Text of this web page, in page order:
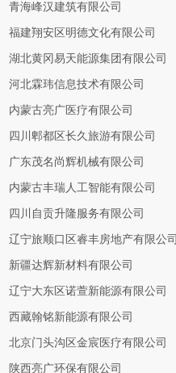
青海峰汉建筑有限公司
福建翔安区明德文化有限公司
湖北黄冈易天能源集团有限公司
河北霖玮信息技术有限公司
内蒙古亮广医疗有限公司
四川郫都区长久旅游有限公司
广东茂名尚辉机械有限公司
内蒙古丰瑞人工智能有限公司
四川自贡升隆服务有限公司
辽宁旅顺口区睿丰房地产有限公司
新疆达辉新材料有限公司
辽宁大东区诺萱新能源有限公司
西藏翰铭新能源有限公司
北京门头沟区金宸医疗有限公司
陕西亮广环保有限公司